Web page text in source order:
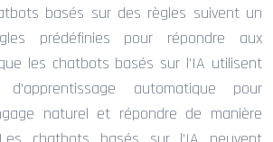
basés sur des règles suivent un
prédéfinies pour répondre aux
les chatbots basés sur l’IA utilisent
automatique pour
naturel et répondre de manière